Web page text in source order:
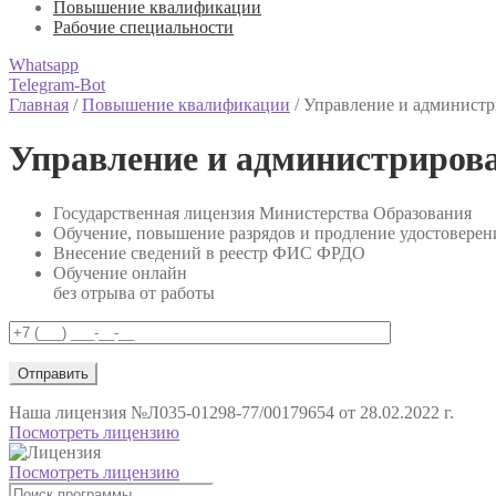
Повышение квалификации
Рабочие специальности
Whatsapp
Telegram-Bot
Главная /Повышение квалификации /Управление и
Управление и
Государственная лицензия Министерства Образования
Обучение, повышение разрядов и продление
Внесение сведений в реестр ФИС ФРДО
Обучение онлайн
без отрыва от работы
Наша лицензия №Л035-01298-77/00179654 от 28.02.2022 г.
Посмотреть лицензию
Посмотреть лицензию
Поиск